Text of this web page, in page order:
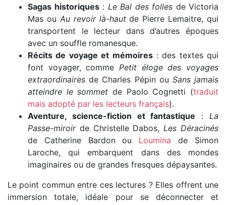
Sagas historiques: Le Bal des folles de Victoria
Mas ou Au revoir là-hautde Pierre Lemaitre, qui
transportent le lecteur dans d’autres époques
avec un souffle romanesque.
Récits de voyage et mémoires: des textes qui
font voyager, comme Petit éloge des voyages
extraordinaires de Charles Pépin ou Sans jamais
atteindre le sommet de Paolo Cognetti (traduit
mais adopté par les lecteurs français).
Aventure, science-fiction et fantastique : La
Passe-miroirde Christelle Dabos, Les Déracinés
de Catherine Bardon ou Loumina de Simon
Laroche, qui embarquent dans des mondes
imaginaires ou de grandes fresques dépaysantes.
Le point commun entre ces lectures ? Elles offrent une
immersion totale, idéale pour se déconnecter et